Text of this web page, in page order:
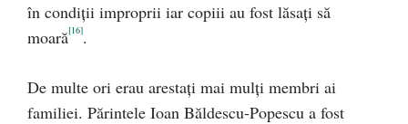
în condiţii improprii iar copiii au fost lăsaţi să
moară[16].
De multe ori erau arestaţi mai mulţi membri ai
familiei. Părintele Ioan Băldescu-Popescu a fost